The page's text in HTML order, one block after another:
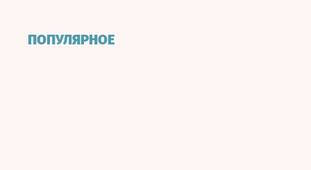
ПОПУЛЯРНОЕ